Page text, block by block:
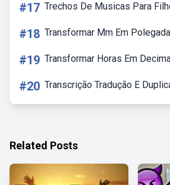
#17 Trechos De Musicas Para
#18 Transformar Mm Em
#19 Transformar Horas Em
#20 Transcrição Tradução E
Related Posts